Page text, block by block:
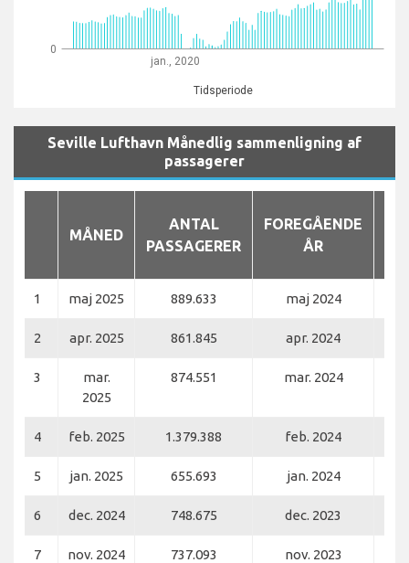
jan., 2020
Tidsperiode
0
Seville Lufthavn Månedlig sammenligning af
passagerer
MÅNED
ANTAL
PASSAGERER
FOREGÅENDE
ÅR
1 maj 2025 889.633 maj 2024
2 apr. 2025 861.845 apr. 2024
3
mar.
2025
874.551 mar. 2024
4 feb. 2025 1.379.388 feb. 2024
5 jan. 2025 655.693 jan. 2024
6 dec. 2024 748.675 dec. 2023
7 nov. 2024 737.093 nov. 2023